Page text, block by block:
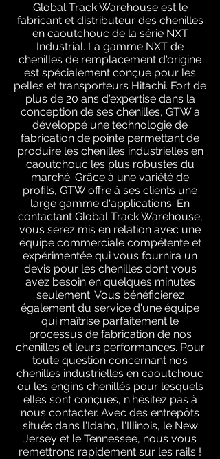
Global Track Warehouse est le
fabricant et distributeur des chenilles
en caoutchouc de la série NXT
Industrial. La gamme NXT de
chenilles de remplacement d'origine
est spécialement conçue pour les
pelles et transporteurs Hitachi. Fort de
plus de 20 ans d'expertise dans la
conception de ses chenilles, GTW a
développé une technologie de
fabrication de pointe permettant de
produire les chenilles industrielles en
caoutchouc les plus robustes du
marché. Grâce à une variété de
profils, GTW offre à ses clients une
large gamme d'applications. En
contactant Global Track Warehouse,
vous serez mis en relation avec une
équipe commerciale compétente et
expérimentée qui vous fournira un
devis pour les chenilles dont vous
avez besoin en quelques minutes
seulement. Vous bénéficierez
également du service d'une équipe
qui maîtrise parfaitement le
processus de fabrication de nos
chenilles et leurs performances. Pour
toute question concernant nos
chenilles industrielles en caoutchouc
ou les engins chenillés pour lesquels
elles sont conçues, n'hésitez pas à
nous contacter. Avec des entrepôts
situés dans l'Idaho, l'Illinois, le New
Jersey et le Tennessee, nous vous
remettrons rapidement sur les rails !